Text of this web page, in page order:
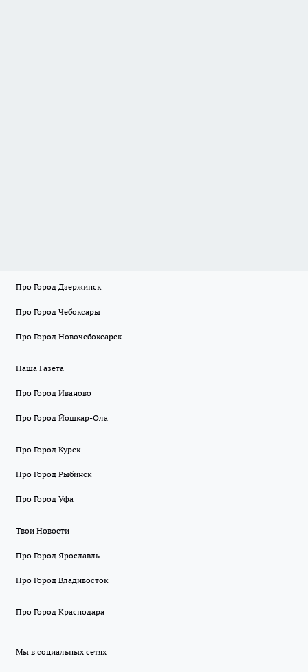
Про Город Дзержинск
Про Город Чебоксары
Про Город Новочебоксарск
Наша Газета
Про Город Иваново
Про Город Йошкар-Ола
Про Город Курск
Про Город Рыбинск
Про Город Уфа
Твои Новости
Про Город Ярославль
Про Город Владивосток
Про Город Краснодара
Мы в социальных сетях